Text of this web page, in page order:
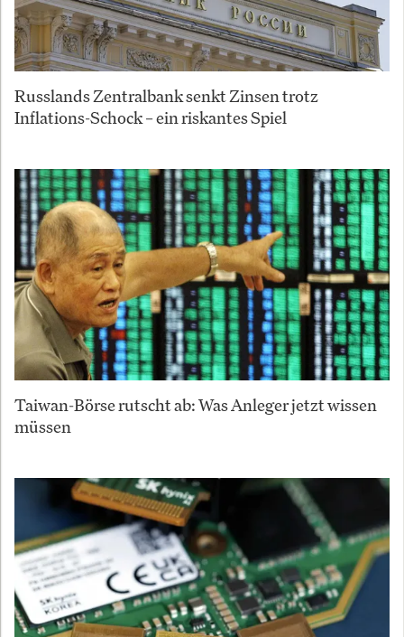
Russlands Zentralbank senkt Zinsen trotz
Inflations-Schock – ein riskantes Spiel
Taiwan-Börse rutscht ab: Was Anleger jetzt wissen
müssen